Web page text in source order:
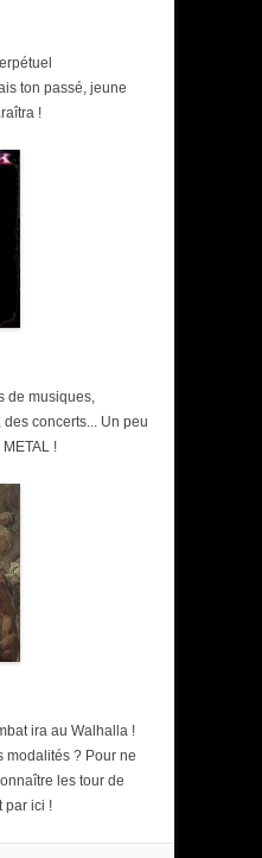
ton passé, jeune
!
de musiques,
concerts... Un peu
!
ira au Walhalla !
modalités ? Pour ne
les tour de
par ici !